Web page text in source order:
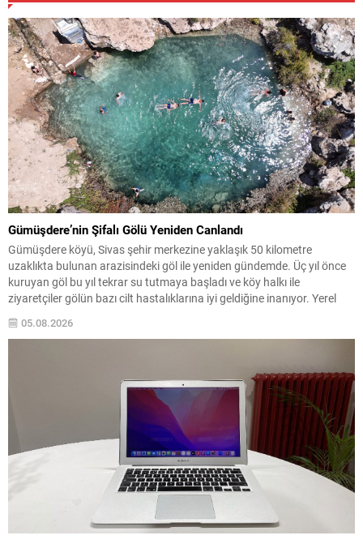
Gümüşdere’nin Şifalı Gölü Yeniden Canlandı
Gümüşdere köyü, Sivas şehir merkezine yaklaşık 50 kilometre
uzaklıkta bulunan arazisindeki göl ile yeniden gündemde. Üç yıl önce
kuruyan göl bu yıl tekrar su tutmaya başladı ve köy halkı ile
ziyaretçiler gölün bazı cilt hastalıklarına iyi geldiğine inanıyor. Yerel
deri...05.08.2026